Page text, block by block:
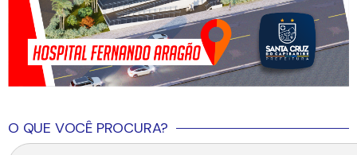
O QUE VOCÊ PROCURA?